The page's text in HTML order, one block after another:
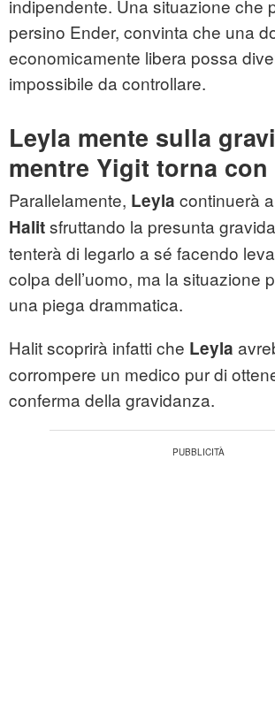
indipendente. Una situazione che
persino Ender, convinta che una
economicamente libera possa
impossibile da controllare.
Leyla mente sulla
mentre Yigit torna con
Parallelamente, Leyla continuerà
Halitsfruttando la presunta
tenterà di legarlo a sé facendo
colpa dell’uomo, ma la situazione
una piega drammatica.
Halit scoprirà infatti che Leyla
corrompere un medico pur di
conferma della gravidanza.